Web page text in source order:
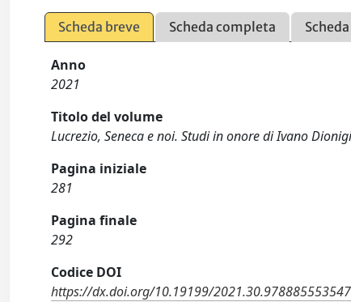
Scheda breve Scheda completa
Anno
2021
Titolo del volume
Lucrezio, Seneca e noi. Studi in onore di Ivano
Pagina iniziale
281
Pagina finale
292
Codice DOI
https://dx.doi.org/10.19199/